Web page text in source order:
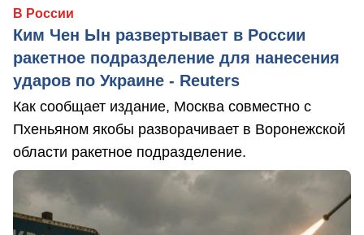
В России
Ким Чен Ын развертывает в России
ракетное подразделение для нанесения
ударов по Украине - Reuters
Как сообщает издание, Москва совместно с
Пхеньяном якобы разворачивает в Воронежской
области ракетное подразделение.